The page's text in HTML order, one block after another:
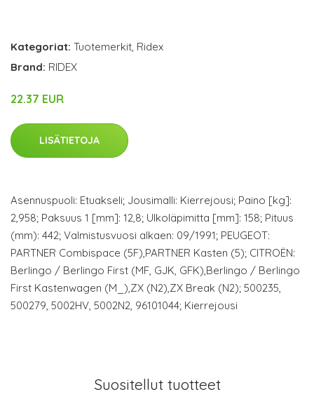
Kategoriat: Tuotemerkit, Ridex
Brand: RIDEX
22.37 EUR
LISÄTIETOJA
Asennuspuoli: Etuakseli; Jousimalli: Kierrejousi; Paino [kg]:
2,958; Paksuus 1 [mm]: 12,8; Ulkoläpimitta [mm]: 158; Pituus
(mm): 442; Valmistusvuosi alkaen: 09/1991; PEUGEOT:
PARTNER Combispace (5F),PARTNER Kasten (5); CITROËN:
Berlingo / Berlingo First (MF, GJK, GFK),Berlingo / Berlingo
First Kastenwagen (M_),ZX (N2),ZX Break (N2); 500235,
500279, 5002HV, 5002N2, 96101044; Kierrejousi
Suositellut tuotteet